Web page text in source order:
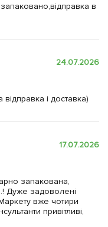
в
24.07.2026
і доставка)
17.07.2026
запакована,
Дуже задоволені
вже чотири
привітливі,